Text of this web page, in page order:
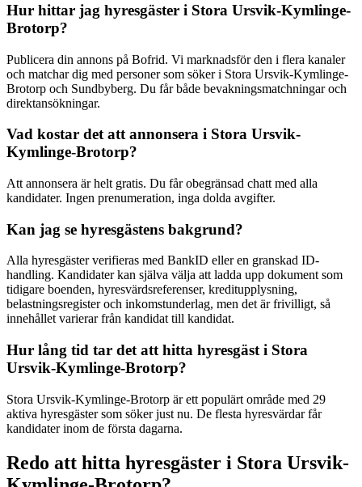
Hur hittar jag hyresgäster i Stora Ursvik-Kymlinge-
Brotorp?
Publicera din annons på Bofrid. Vi marknadsför den i flera kanaler
och matchar dig med personer som söker i Stora Ursvik-Kymlinge-
Brotorp och Sundbyberg. Du får både bevakningsmatchningar och
direktansökningar.
Vad kostar det att annonsera i Stora Ursvik-
Kymlinge-Brotorp?
Att annonsera är helt gratis. Du får obegränsad chatt med alla
kandidater. Ingen prenumeration, inga dolda avgifter.
Kan jag se hyresgästens bakgrund?
Alla hyresgäster verifieras med BankID eller en granskad ID-
handling. Kandidater kan själva välja att ladda upp dokument som
tidigare boenden, hyresvärdsreferenser, kreditupplysning,
belastningsregister och inkomstunderlag, men det är frivilligt, så
innehållet varierar från kandidat till kandidat.
Hur lång tid tar det att hitta hyresgäst i Stora
Ursvik-Kymlinge-Brotorp?
Stora Ursvik-Kymlinge-Brotorp är ett populärt område med 29
aktiva hyresgäster som söker just nu. De flesta hyresvärdar får
kandidater inom de första dagarna.
Redo att hitta hyresgäster i Stora Ursvik-